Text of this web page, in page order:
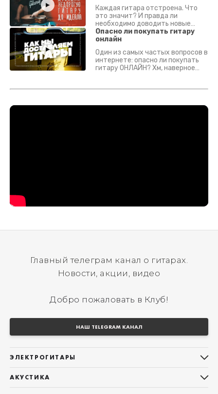
Каждая гитара отстроена. Что
это значит? И правда ли
необходимо доводить новые
гитары? Если кратко - да.
Подробно - в видео :)
Опасно ли покупать гитару
онлайн
Один из самых частых вопросов в
интернете: опасно ли покупать
гитару ОНЛАЙН? Хм, наверное
застрахован. Случись что -
Главный телеграм канал о гитарах.
Новости, акции, видео
Добро пожаловать в Клуб!
НАШ TELEGRAM КАНАЛ
ЭЛЕКТРОГИТАРЫ
АКУСТИКА